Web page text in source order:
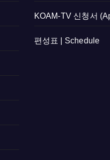
KOAM-TV 신청서
편성표 | Schedule